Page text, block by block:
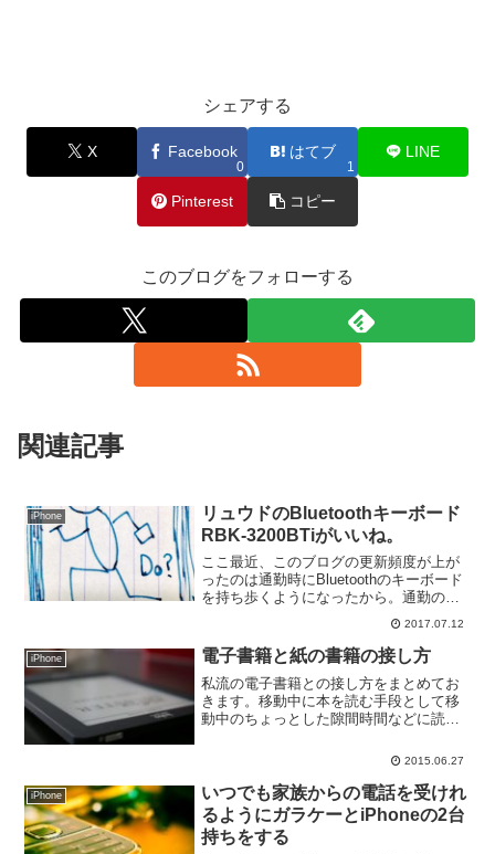
シェアする
X Facebook
0
はてブ
1
LINE
Pinterest コピー
このブログをフォローする
関連記事
iPhone
リュウドのBluetoothキーボード
RBK-3200BTiがいいね。
ここ最近、このブログの更新頻度が上が
ったのは通勤時にBluetoothのキーボード
を持ち歩くようになったから。通勤の列
車の中で、まだ脳疲労がそれほどでもな
い思考力の中、ブログの下書きを書くよ
うになりまして、サクサクと記事が書け
るようになって...
2017.07.12
iPhone 電子書籍と紙の書籍の接し方
私流の電子書籍との接し方をまとめてお
きます。移動中に本を読む手段として移
動中のちょっとした隙間時間などに読め
ジネス本となると厚い重い。7つの習慣と
かのサイズになると筋トレレベルですよ
ね。重さやサイズを意識...
2015.06.27
iPhone
いつでも家族からの電話を受けれ
るようにガラケーとiPhoneの2台
持ちをする